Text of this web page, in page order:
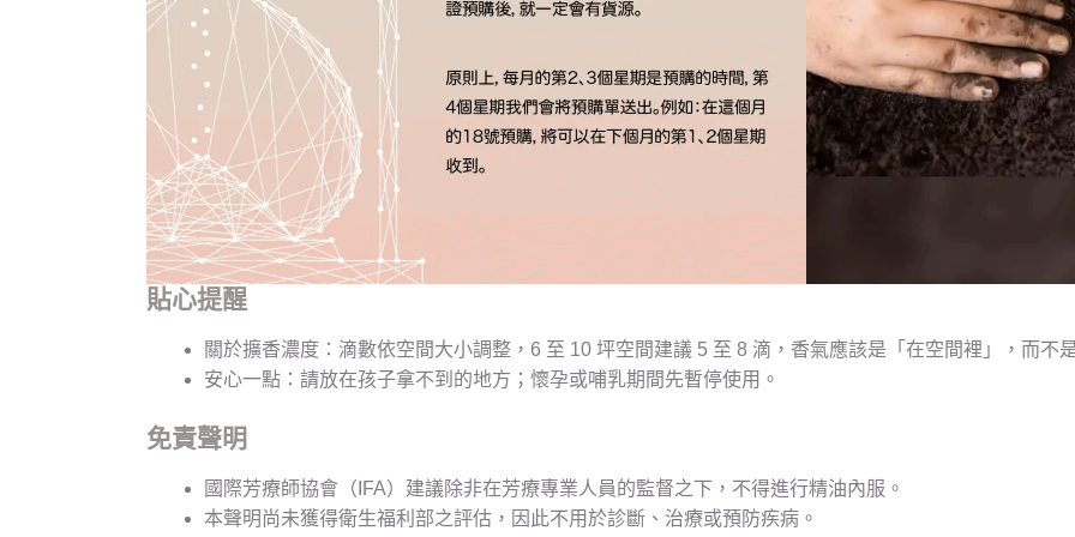
貼心提醒
關於擴香濃度：滴數依空間大小調整，6 至 10 坪空間建議 5 至 8 滴，香氣應該是「在空間裡」，而不
安心一點：請放在孩子拿不到的地方；懷孕或哺乳期間先暫停使用。
免責聲明
國際芳療師協會（IFA）建議除非在芳療專業人員的監督之下，不得進行精油內服。
本聲明尚未獲得衛生福利部之評估，因此不用於診斷、治療或預防疾病。